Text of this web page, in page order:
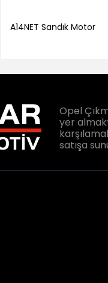
A14NET Sandık Motor
Opel
yer
satışa